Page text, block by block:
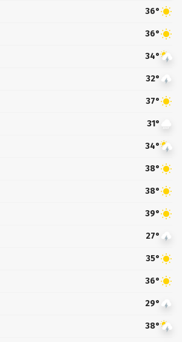
36°
36°
34°
32°
37°
31°
34°
38°
38°
39°
27°
35°
36°
29°
38°